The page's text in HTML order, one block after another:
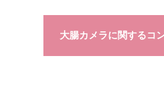
大腸カメラに関するコ